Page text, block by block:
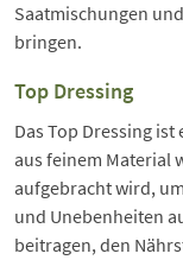
Saatmischungen
bringen.
Top Dressing
Das Top Dressing
aus feinem Material
aufgebracht wird,
und Unebenheiten
beitragen, den